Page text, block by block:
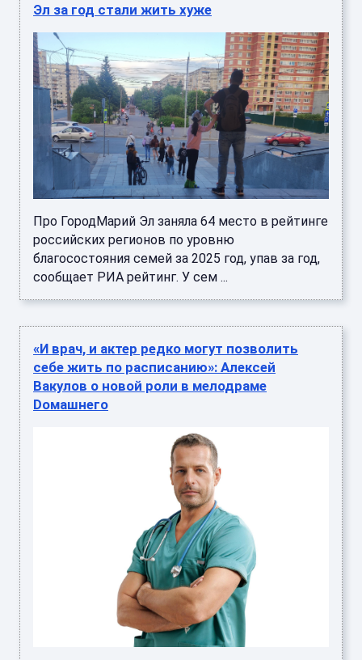
Эл за год стали жить хуже
Про ГородМарий Эл заняла 64 место в рейтинге
российских регионов по уровню
благосостояния семей за 2025 год, упав за год,
сообщает РИА рейтинг. У сем ...
«И врач, и актер редко могут позволить
себе жить по расписанию»: Алексей
Вакулов о новой роли в мелодраме
Dомашнего